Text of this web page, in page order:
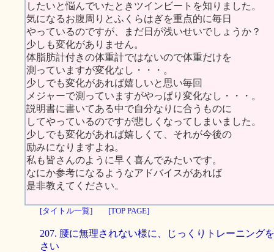
したいと悩んでいたときツインビートを知りました。
気になるお腹周りとふくらはぎを重点的に毎日
やっているのですが、まだ日が浅いせいでしょうか？
少しも変化がありません。
体脂肪計付きの体重計ではないので体重だけを
測っていますが変化なし・・・。
少しでも変化があれば嬉しいと思い毎回
メジャーで測っていますがやっぱり変化なし・・・。
説明書に書いてある中で自分なりに合うものに
してやっているのですが悲しくなってしまいました。
少しでも変化があれば嬉しくて、それが今後の
励みになりますよね。
私も皆さんのように早く喜んでみたいです。
なにか参考になるようなアドバイスがあれば
是非教えてください。
[タイトル一覧] [TOP PAGE]
207. 腰に無理されない様に、じっくりトレーニング
さい